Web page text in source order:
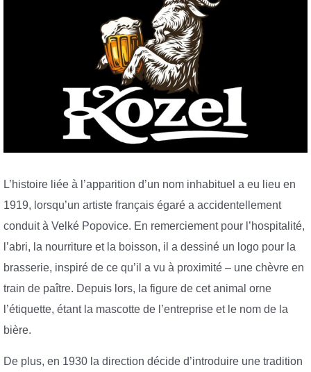
L’histoire liée à l’apparition d’un nom inhabituel a eu lieu en
1919, lorsqu’un artiste français égaré a accidentellement
conduit à Velké Popovice. En remerciement pour l’hospitalité,
l’abri, la nourriture et la boisson, il a dessiné un logo pour la
brasserie, inspiré de ce qu’il a vu à proximité – une chèvre en
train de paître. Depuis lors, la figure de cet animal orne
l’étiquette, étant la mascotte de l’entreprise et le nom de la
bière.
De plus, en 1930 la direction décide d’introduire une tradition